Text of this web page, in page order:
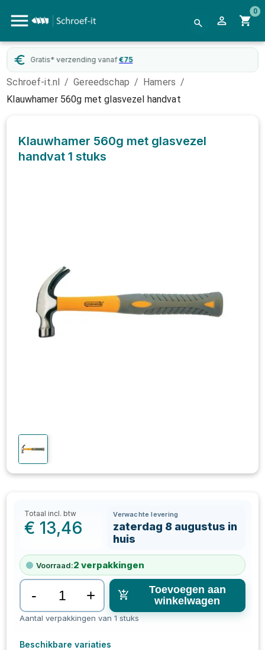
0
Gratis* verzending vanaf €75
Schroef-it.nl / Gereedschap / Hamers /
Klauwhamer 560g met glasvezel handvat
Klauwhamer 560g met glasvezel
handvat 1 stuks
Totaal incl. btw
€ 13,46
Verwachte levering
zaterdag 8 augustus in
huis
Voorraad:2 verpakkingen
- +
Toevoegen aan
winkelwagen
Aantal verpakkingen van 1 stuks
Beschikbare variaties